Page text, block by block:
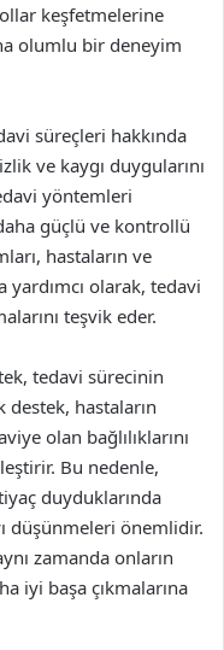
keşfetmelerine
olumlu bir deneyim
süreçleri hakkında
ve kaygı duygularını
yöntemleri
güçlü ve kontrollü
hastaların ve
olarak, tedavi
teşvik eder.
tedavi sürecinin
destek, hastaların
olan bağlılıklarını
Bu nedenle,
duyduklarında
düşünmeleri önemlidir.
zamanda onların
iyi başa çıkmalarına